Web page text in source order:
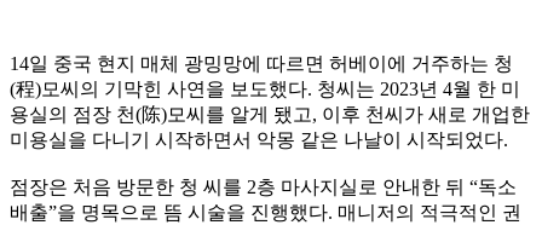
14일 중국 현지 매체 광밍망에 따르면 허베이에 거주하는 청
(程)모씨의 기막힌 사연을 보도했다. 청씨는 2023년 4월 한 미
용실의 점장 천(陈)모씨를 알게 됐고, 이후 천씨가 새로 개업한
미용실을 다니기 시작하면서 악몽 같은 나날이 시작되었다.
점장은 처음 방문한 청 씨를 2층 마사지실로 안내한 뒤 “독소
배출”을 명목으로 뜸 시술을 진행했다. 매니저의 적극적인 권